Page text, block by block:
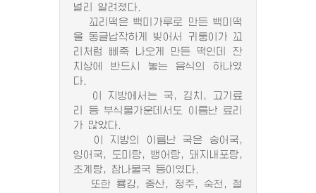
널리 알려졌다.
꼬리떡은 백미가루로 만든 백미떡
을 동글납작하게 빚어서 귀퉁이가 꼬
리처럼 삐죽 나오게 만든 떡인데 잔
치상에 반드시 놓는 음식의 하나였
다.
이 지방에서는 국, 김치, 고기료
리 등 부식물가운데서도 이름난 료리
가 많았다.
이 지방의 이름난 국은 숭어국,
잉어국, 도미탕, 뱅어탕, 돼지내포탕,
초계탕, 참나물국 등이였다.
또한 룡강, 중산, 정주, 숙천, 철